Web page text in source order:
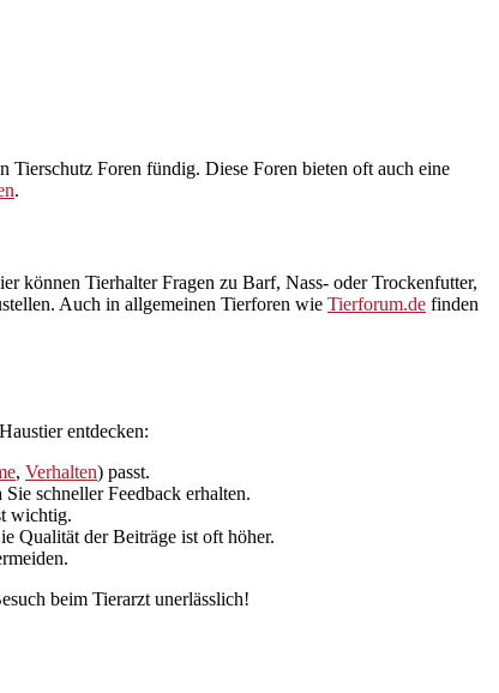
Foren fündig. Diese Foren bieten oft auch eine
.
können Tierhalter Fragen zu Barf, Nass- oder Trockenfutter,
Auch in allgemeinen Tierforen wie Tierforum.de finden
entdecken:
, Verhalten) passt.
schneller Feedback erhalten.
wichtig.
Qualität der Beiträge ist oft höher.
beim Tierarzt unerlässlich!